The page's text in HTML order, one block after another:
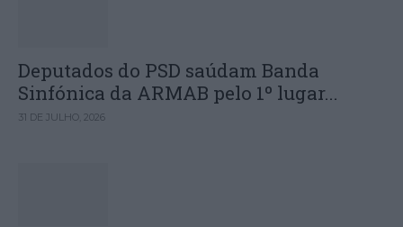
Deputados do PSD saúdam Banda
Sinfónica da ARMAB pelo 1º lugar...
31 DE JULHO, 2026